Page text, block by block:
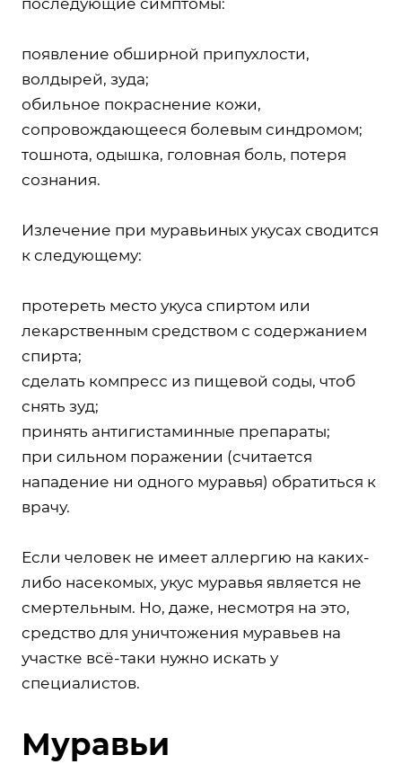
появление обширной припухлости,
волдырей, зуда;
обильное покраснение кожи,
сопровождающееся болевым синдромом;
тошнота, одышка, головная боль, потеря
сознания.
Излечение при муравьиных укусах сводится
к следующему:
протереть место укуса спиртом или
лекарственным средством с содержанием
спирта;
сделать компресс из пищевой соды, чтоб
снять зуд;
принять антигистаминные препараты;
при сильном поражении (считается
нападение ни одного муравья) обратиться к
врачу.
Если человек не имеет аллергию на каких-
либо насекомых, укус муравья является не
смертельным. Но, даже, несмотря на это,
средство для уничтожения муравьев на
участке всё-таки нужно искать у
специалистов.
Муравьи